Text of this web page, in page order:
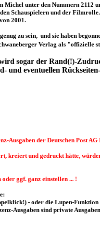
Michel unter den Nummern 2112
Schauspielern und der Filmrolle.
2001.
zu sein, und sie haben
Verlag als "offizielle
sogar der Rand(!)-
eventuellen
der Deutschen Post AG
kreiert und gedruckt hätte,
ggf. ganz einstellen ... !
- oder die Lupen-Funktion
Ausgaben sind private